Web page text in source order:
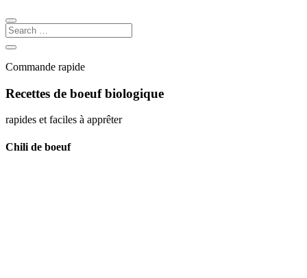
Commande rapide
Recettes de boeuf biologique
rapides et faciles à apprêter
Chili de boeuf